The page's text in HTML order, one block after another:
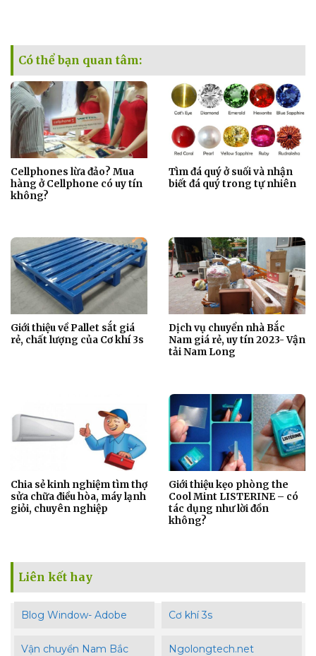
Có thể bạn quan tâm:
Cellphones lừa đảo? Mua
hàng ở Cellphone có uy tín
không?
Tìm đá quý ở suối và nhận
biết đá quý trong tự nhiên
Giới thiệu về Pallet sắt giá
rẻ, chất lượng của Cơ khí 3s
Dịch vụ chuyển nhà Bắc
Nam giá rẻ, uy tín 2023- Vận
tải Nam Long
Chia sẻ kinh nghiệm tìm thợ
sửa chữa điều hòa, máy lạnh
giỏi, chuyên nghiệp
Giới thiệu kẹo phòng the
Cool Mint LISTERINE – có
tác dụng như lời đồn
không?
Liên kết hay
Blog Window- Adobe Cơ khí 3s
Vận chuyển Nam Bắc Ngolongtech.net